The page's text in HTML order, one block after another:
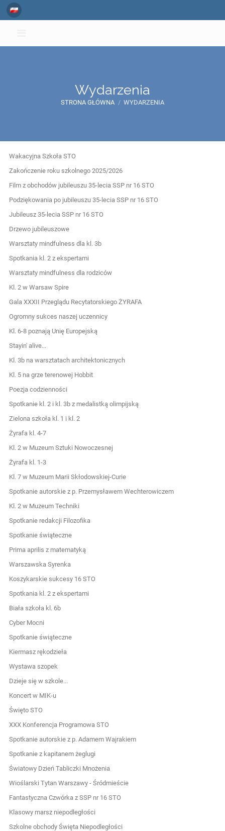
Wydarzenia
STRONA GŁÓWNA / WYDARZENIA
Wydarzenia
Wakacyjna Szkoła STO
Zakończenie roku szkolnego 2025/2026
Film z obchodów jubileuszu 35-lecia SSP nr 16 STO
Podziękowania po jubileuszu 35-lecia SSP nr 16 STO
Jubileusz 35-lecia SSP nr 16 STO
Drzewo jubileuszowe
Warsztaty mindfulness dla kl. 3b
Spotkania kl. 2 z ekspertami
Warsztaty mindfulness dla rodziców
Kl. 2 w Warsaw Spire
Gala XXXII Przeglądu Recytatorskiego ŻYRAFA
Ogromny sukces naszej uczennicy
Kl. 6-8 poznają Unię Europejską
Stayin' alive...
Kl. 3b na warsztatach architektonicznych
Kl. 5 na grze terenowej Hobbit
Poezja codzienności
Spotkanie kl. 2 i kl. 3b z medalistką olimpijską
Zielona szkoła kl. 1 i kl. 2
Żyrafa kl. 4-7
Kl. 2 w Muzeum Sztuki Nowoczesnej
Żyrafa kl. 1-3
Kl. 7 w Muzeum Marii Skłodowskiej-Curie
Spotkanie autorskie z p. Przemysławem Wechterowiczem
Kl. 2 w Muzeum Techniki
Spotkanie redakcji Filozofika
Spotkanie świąteczne
Prima aprilis z matematyką
Warszawska Syrenka
Koszykarskie sukcesy 16 STO
Spotkania kl. 2 z ekspertami
Biała szkoła kl. 6b
Cyber Mocni
Spotkanie świąteczne
Kiermasz rękodzieła
Wystawa szopek
Dzieje się w szkole...
Koncert w MIK-u
Święto STO
XXX Konferencja Programowa STO
Spotkanie autorskie z p. Adamem Wajrakiem
Spotkanie z kapitanem żeglugi
Światowy Dzień Tabliczki Mnożenia
Wioślarski Tytan Warszawy - Śródmieście
Fantastyczna Czwórka z SSP nr 16 STO
Klasowy marsz niepodległości
Szkolne obchody Święta Niepodległości